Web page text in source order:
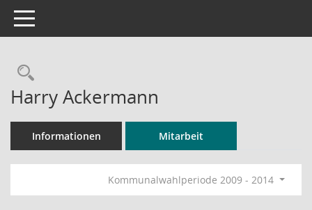
Toggle navigation
Rechercheauswahl
Harry Ackermann
Informationen Mitarbeit
Kommunalwahlperiode 2009 - 2014